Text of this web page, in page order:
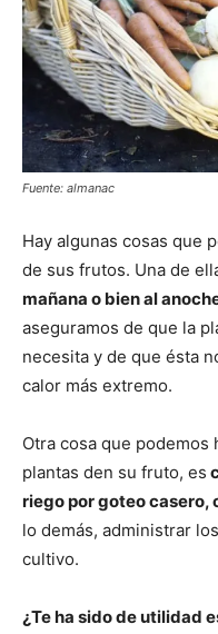
Fuente: almanac
Hay algunas cosas que
de sus frutos. Una de
mañana o bien al
aseguramos de que la
necesita y de que ésta
calor más extremo.
Otra cosa que podemos
plantas den su fruto, es
riego por goteo casero,
lo demás, administrar
cultivo.
¿Te ha sido de utilidad